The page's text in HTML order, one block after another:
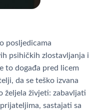
posljedicama
psihičkih zlostavljanja i
to događa pred licem
da se teško izvana
željela živjeti: zabavljati
sastajati sa